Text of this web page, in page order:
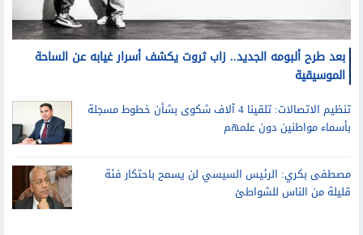
بعد طرح ألبومه الجديد.. زاب ثروت يكشف أسرار غيابه عن الساحة
الموسيقية
تنظيم الاتصالات: تلقينا 4 آلاف شكوى بشأن خطوط مسجلة
بأسماء مواطنين دون علمهم
مصطفى بكري: الرئيس السيسي لن يسمح باحتكار فئة
قليلة من الناس للشواطئ